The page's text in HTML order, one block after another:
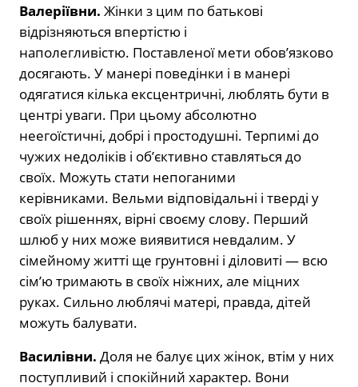
Валеріївни. Жінки з цим по батькові
відрізняються впертістю і
наполегливістю. Поставленої мети обов’язково
досягають. У манері поведінки і в манері
одягатися кілька ексцентричні, люблять бути в
центрі уваги. При цьому абсолютно
неегоїстичні, добрі і простодушні. Терпимі до
чужих недоліків і об’єктивно ставляться до
своїх. Можуть стати непоганими
керівниками. Вельми відповідальні і тверді у
своїх рішеннях, вірні своєму слову. Перший
шлюб у них може виявитися невдалим. У
сімейному житті ще грунтовні і діловиті — всю
сім’ю тримають в своїх ніжних, але міцних
руках. Сильно люблячі матері, правда, дітей
можуть балувати.
Василівни. Доля не балує цих жінок, втім у них
поступливий і спокійний характер. Вони